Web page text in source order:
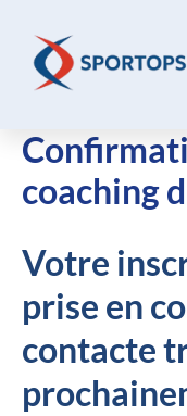
contenu
coaching
Votre
prise en
contacte